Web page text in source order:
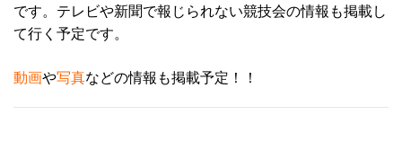
です。テレビや新聞で報じられない競技会の情報も掲載し
て行く予定です。
動画や写真などの情報も掲載予定！！